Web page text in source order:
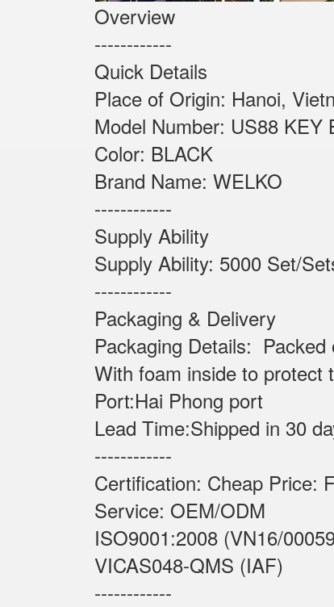
Overview
------------
Quick Details
Place of Origin:
Model Number:
Color: BLACK
Brand Name: WELKO
------------
Supply Ability
Supply Ability: 5000
------------
Packaging & Delivery
Packaging Details:
With foam inside to protect
Port:Hai Phong port
Lead Time:Shipped in 30
------------
Certification: Cheap Price:
Service: OEM/ODM
ISO9001:2008 (VN16/
VICAS048-QMS (IAF)
------------